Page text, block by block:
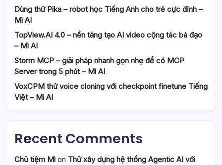
Dùng thử Pika – robot học Tiếng Anh cho trẻ cực đỉnh –
Mì AI
TopView.AI 4.0 – nền tảng tạo AI video cộng tác bá đạo
– Mì AI
Storm MCP – giải pháp nhanh gọn nhẹ để có MCP
Server trong 5 phút – Mì AI
VoxCPM thử voice cloning với checkpoint finetune Tiếng
Việt – Mì AI
Recent Comments
Chủ tiệm Mì on Thử xây dựng hệ thống Agentic AI với